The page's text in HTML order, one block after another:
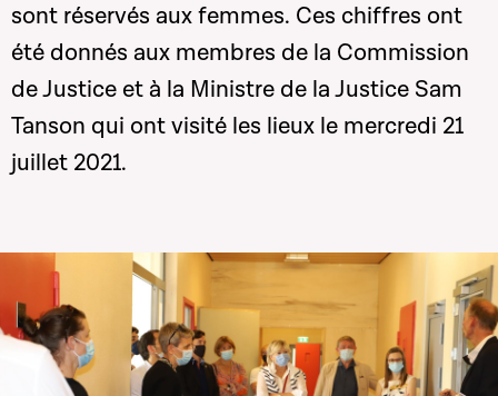
sont réservés aux femmes. Ces chiffres ont
été donnés aux membres de la Commission
de Justice et à la Ministre de la Justice Sam
Tanson qui ont visité les lieux le mercredi 21
juillet 2021.